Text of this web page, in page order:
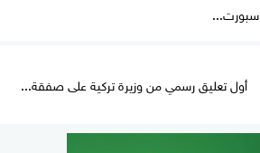
سبورت...
أول تعليق رسمي من وزيرة تركية على صفقة...